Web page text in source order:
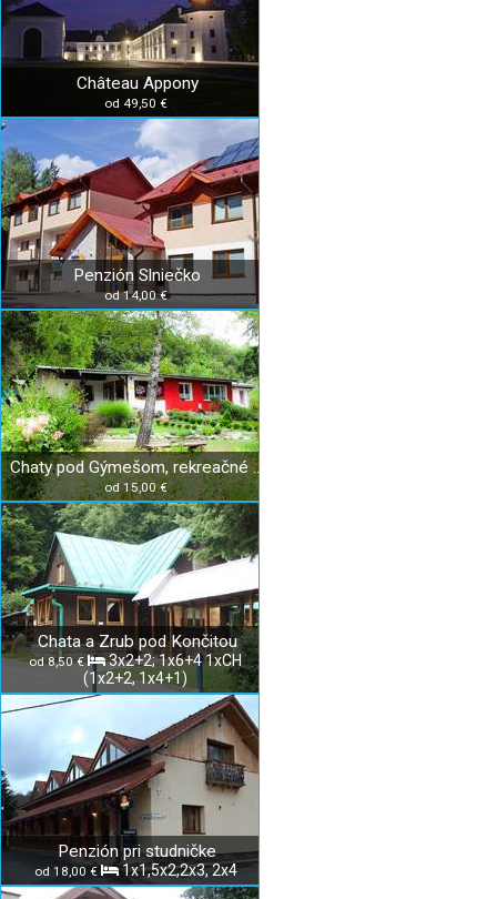
Château Appony
od 49,50 €
Penzión Slniečko
od 14,00 €
Chaty pod Gýmešom, rekreačné zariadenie
od 15,00 €
Chata a Zrub pod Končitou
od 8,50 €
3x2+2; 1x6+4 1xCH
(1x2+2, 1x4+1)
Penzión pri studničke
od 18,00 € 1x1,5x2,2x3, 2x4